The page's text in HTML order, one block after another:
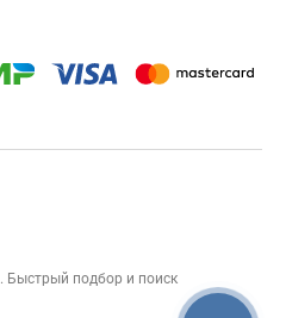
Быстрый подбор и поиск